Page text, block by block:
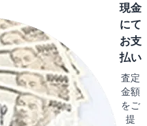
現金
にて
お支
払い
査定
金額
をご
提